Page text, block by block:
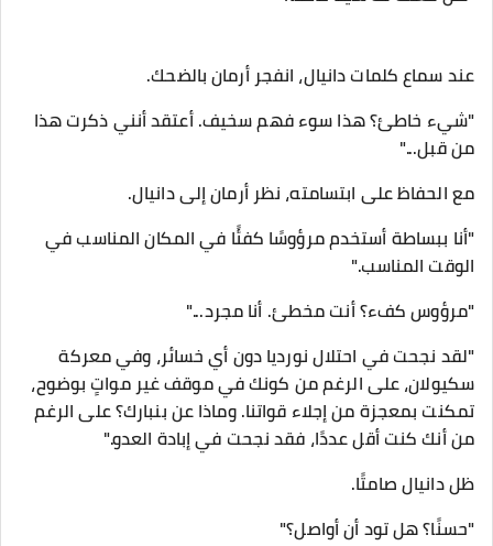
عند سماع كلمات دانيال، انفجر أرمان بالضحك.
"شيء خاطئ؟ هذا سوء فهم سخيف. أعتقد أنني ذكرت هذا
من قبل..."
مع الحفاظ على ابتسامته، نظر أرمان إلى دانيال.
"أنا ببساطة أستخدم مرؤوسًا كفئًا في المكان المناسب في
الوقت المناسب."
"مرؤوس كفء؟ أنت مخطئ. أنا مجرد..."
"لقد نجحت في احتلال نورديا دون أي خسائر، وفي معركة
سكيولان، على الرغم من كونك في موقف غير مواتٍ بوضوح،
تمكنت بمعجزة من إجلاء قواتنا. وماذا عن بنبارك؟ على الرغم
من أنك كنت أقل عددًا، فقد نجحت في إبادة العدو."
ظل دانيال صامتًا.
"حسنًا؟ هل تود أن أواصل؟"